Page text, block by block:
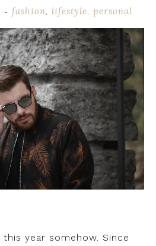
~ fashion lifestyle personal
year somehow. Since